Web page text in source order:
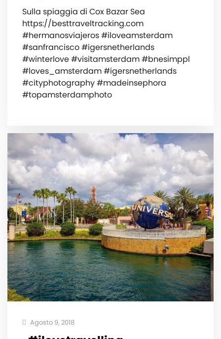
Sulla spiaggia di Cox Bazar Sea
https://besttraveltracking.com
#hermanosviajeros #iloveamsterdam
#sanfrancisco #igersnetherlands
#winterlove #visitamsterdam #bnesimppl
#loves_amsterdam #igersnetherlands
#cityphotography #madeinsephora
#topamsterdamphoto
Agosto 9, 2018